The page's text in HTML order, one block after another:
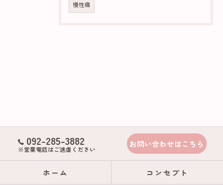
慢性痛
092-285-3882
※営業電話はご遠慮ください
お問い合わせはこちら
ホーム コンセプト